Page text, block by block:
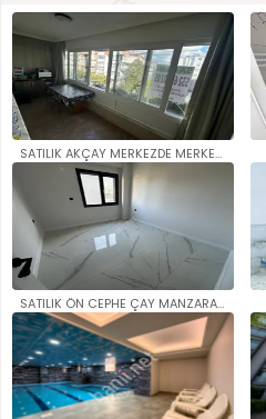
SATILIK AKÇAY MERKEZDE MERKEZİ..
SATILIK ÖN CEPHE ÇAY MANZARALI..